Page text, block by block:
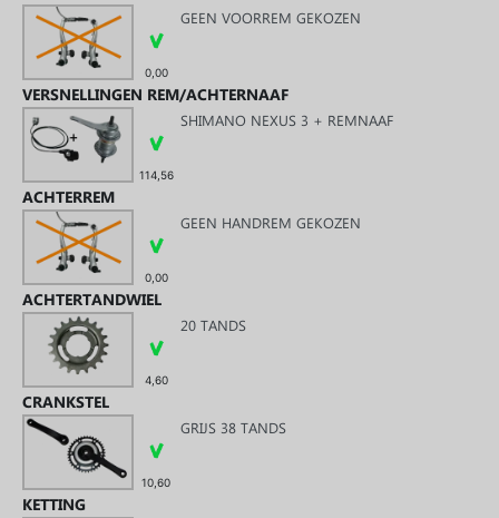
0,00
GEEN VOORREM GEKOZEN
VERSNELLINGEN REM/ACHTERNAAF
114,56
SHIMANO NEXUS 3 + REMNAAF
ACHTERREM
0,00
GEEN HANDREM GEKOZEN
ACHTERTANDWIEL
4,60
20 TANDS
CRANKSTEL
10,60
GRIJS 38 TANDS
KETTING